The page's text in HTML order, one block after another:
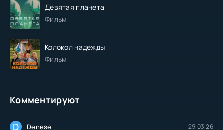
Девятая планета
Фильм
Колокол надежды
Фильм
Комментируют
D Denese 29.03.26